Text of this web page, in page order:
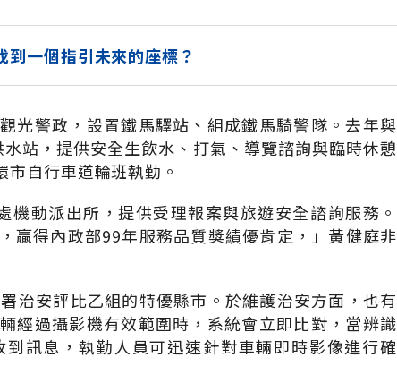
一個指引未來的座標？
光警政，設置鐵馬驛站、組成鐵馬騎警隊。去年與
站，提供安全生飲水、打氣、導覽諮詢與臨時休憩
自行車道輪班執勤。
動派出所，提供受理報案與旅遊安全諮詢服務。
贏得內政部99年服務品質獎績優肯定，」黃健庭非
治安評比乙組的特優縣市。於維護治安方面，也有
經過攝影機有效範圍時，系統會立即比對，當辨識
訊息，執勤人員可迅速針對車輛即時影像進行確